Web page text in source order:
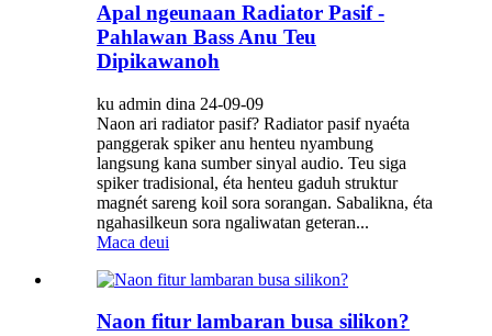
Apal ngeunaan Radiator Pasif -
Pahlawan Bass Anu Teu
Dipikawanoh
ku admin dina 24-09-09
Naon ari radiator pasif? Radiator pasif nyaéta
panggerak spiker anu henteu nyambung
langsung kana sumber sinyal audio. Teu siga
spiker tradisional, éta henteu gaduh struktur
magnét sareng koil sora sorangan. Sabalikna, éta
ngahasilkeun sora ngaliwatan geteran...
Maca deui
Naon fitur lambaran busa silikon?